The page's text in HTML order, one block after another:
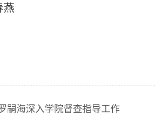
燕
嗣海深入学院督查指导工作